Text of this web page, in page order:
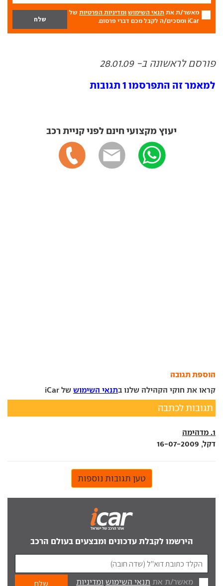
מאשר/ת את תנאי השימוש ומדיניות הפרטיות של
iCar ומסכים/ה לקבל מכם דברי פרסום.
פורסם לראשונה ב- 28.01.09
למאמר זה התפרסמו 1 תגובות
יעוץ מקצועי חינם לפני קניית רכב
הוספת תגובה
קראו את חוקי הקהילה שלנו בתנאי השימוש של iCar
תגובות לכתבה
1. מדהימה
דקל, 16-07-2009
טען תגובות נוספות
הירשמו לקבלת עדכונים ומבצעים בעולם הרכב
מאשר/ת את תנאי השימוש ומדיניות